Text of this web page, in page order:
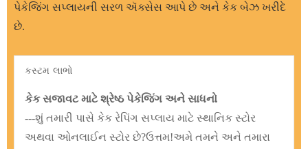
પેકેજિંગ સપ્લાયની સરળ ઍક્સેસ આપે છે અને કેક બેઝ ખરીદે
છે.
કસ્ટમ લાભો
કેક સજાવટ માટે શ્રેષ્ઠ પેકેજિંગ અને સાધનો
---શું તમારી પાસે કેક રેપિંગ સપ્લાય માટે સ્થાનિક સ્ટોર
અથવા ઓનલાઈન સ્ટોર છે?ઉત્તમ!અમે તમને અને તમારા